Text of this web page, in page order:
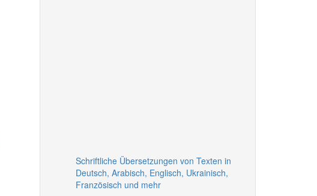
Schriftliche Übersetzungen von Texten in
Deutsch, Arabisch, Englisch, Ukrainisch,
Französisch und mehr